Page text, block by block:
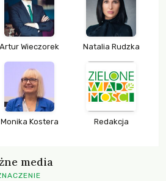
Artur Wieczorek Natalia Rudzka
Monika Kostera Redakcja
media